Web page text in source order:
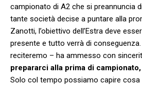
campionato di A2 che si preannuncia
tante società decise a puntare alla
Zanotti, l’obiettivo dell’Estra deve
presente e tutto verrà di
reciteremo – ha ammesso con
prepararci alla prima di
Solo col tempo possiamo capire cosa